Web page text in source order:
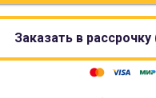
Заказать в рассрочку